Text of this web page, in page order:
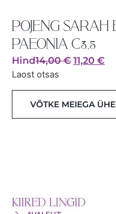
POJENG SARAH
PAEONIA C3,5
Hind14,00€ 11,20 €
Laost otsas
VÕTKE MEIEGA
KIIRED LINGID